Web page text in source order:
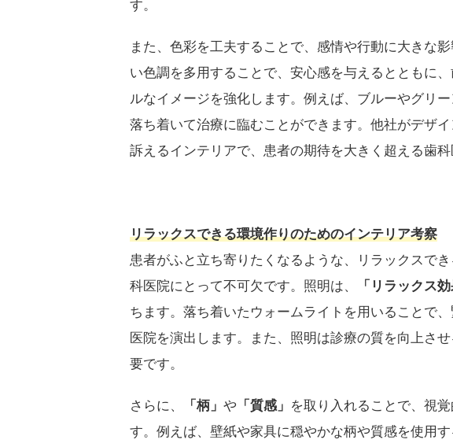
す。
また、色彩を工夫することで、感情や行動に大きな
い色調を多用することで、安心感を与えるとともに
ルなイメージを強化します。例えば、ブルーやグリ
落ち着いて治療に臨むことができます。他社がデザ
訴えるインテリアで、患者の期待を大きく超える歯科
リラックスできる環境作りのためのインテリア考察
患者がふと立ち寄りたくなるような、リラックスで
科医院にとって不可欠です。照明は、
「リラックス効
ちます。落ち着いたウォームライトを用いることで
医院を演出します。また、照明は診療の質を向上さ
要です。
さらに、 「柄」 や 「質感」 を取り入れることで、視
す。例えば、壁紙や家具に穏やかな柄や質感を使用